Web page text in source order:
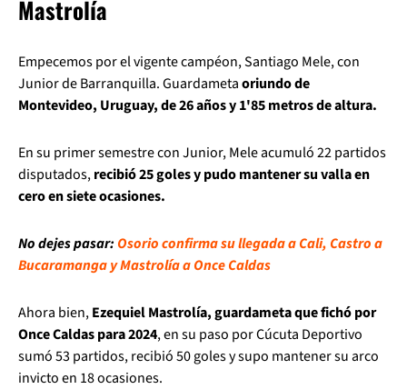
Mastrolía
Empecemos por el vigente campéon, Santiago Mele, con
Junior de Barranquilla. Guardametaoriundo de
Montevideo, Uruguay, de 26 años y 1'85 metros de altura.
En su primer semestre con Junior, Mele acumuló 22 partidos
disputados,recibió 25 goles y pudo mantener su valla en
cero en siete ocasiones.
No dejes pasar: Osorio confirma su llegada a Cali, Castro a
Bucaramanga y Mastrolía a Once Caldas
Ahora bien,Ezequiel Mastrolía, guardameta que fichó por
Once Caldas para 2024, en su paso por Cúcuta Deportivo
sumó 53 partidos, recibió 50 goles y supo mantener su arco
invicto en 18 ocasiones.